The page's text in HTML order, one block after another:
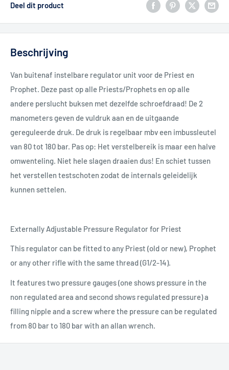
Deel dit product
Beschrijving
Van buitenaf instelbare regulator unit voor de Priest en
Prophet. Deze past op alle Priests/Prophets en op alle
andere perslucht buksen met dezelfde schroefdraad! De 2
manometers geven de vuldruk aan en de uitgaande
gereguleerde druk. De druk is regelbaar mbv een imbussleutel
van 80 tot 180 bar. Pas op: Het verstelbereik is maar een halve
omwenteling. Niet hele slagen draaien dus! En schiet tussen
het verstellen testschoten zodat de internals geleidelijk
kunnen settelen.
Externally Adjustable Pressure Regulator for Priest
This regulator can be fitted to any Priest (old or new), Prophet
or any other rifle with the same thread (G1/2-14).
It features two pressure gauges (one shows pressure in the
non regulated area and second shows regulated pressure) a
filling nipple and a screw where the pressure can be regulated
from 80 bar to 180 bar with an allan wrench.